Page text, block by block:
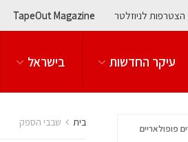
הצטרפות לניוזלטר TapeOut Magazine
עיקר החדשות בישראל
בית שבבי הספק
פופולאריים